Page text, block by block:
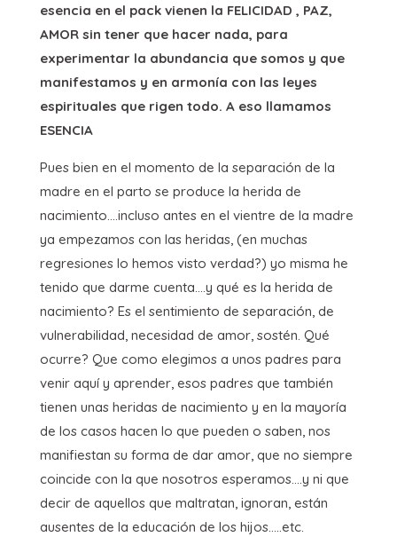
esencia en el pack vienen la FELICIDAD , PAZ,
AMOR sin tener que hacer nada, para
experimentar la abundancia que somos y que
manifestamos y en armonía con las leyes
espirituales que rigen todo. A eso llamamos
ESENCIA
Pues bien en el momento de la separación de la
madre en el parto se produce la herida de
nacimiento….incluso antes en el vientre de la madre
ya empezamos con las heridas, (en muchas
regresiones lo hemos visto verdad?) yo misma he
tenido que darme cuenta….y qué es la herida de
nacimiento? Es el sentimiento de separación, de
vulnerabilidad, necesidad de amor, sostén. Qué
ocurre? Que como elegimos a unos padres para
venir aquí y aprender, esos padres que también
tienen unas heridas de nacimiento y en la mayoría
de los casos hacen lo que pueden o saben, nos
manifiestan su forma de dar amor, que no siempre
coincide con la que nosotros esperamos….y ni que
decir de aquellos que maltratan, ignoran, están
ausentes de la educación de los hijos…..etc.